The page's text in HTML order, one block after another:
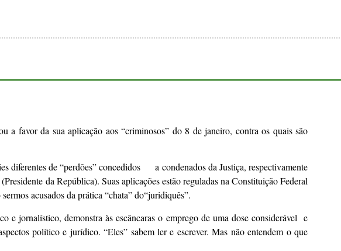
a favor da sua aplicação aos “criminosos” do 8 de janeiro, contra os quais são
diferentes de “perdões” concedidos a condenados da Justiça, respectivamente
da República). Suas aplicações estão reguladas na Constituição Federal
acusados da prática “chata” do“juridiquês”.
e jornalístico, demonstra às escâncaras o emprego de uma dose considerável e
político e jurídico. “Eles” sabem ler e escrever. Mas não entendem o que